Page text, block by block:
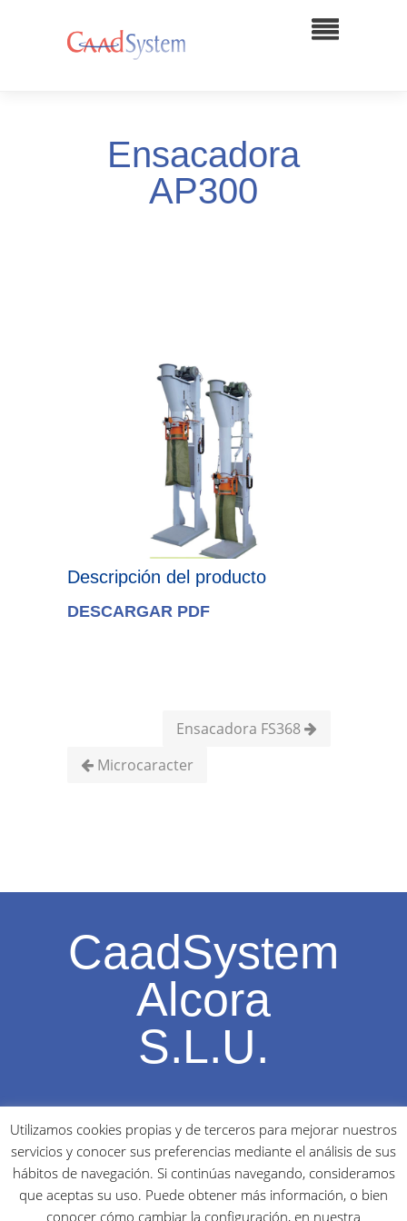
Ensacadora
AP300
Descripción del producto
DESCARGAR PDF
Ensacadora FS368
Microcaracter
CaadSystem
Alcora
S.L.U.
Ptda, Sol de l'Horta, S/N – 12110 l'ALCORA (Castellón) –
SPAIN Tel.: (+ 34) 964 363439 / 600592469 – Fax: (+ 34) 964
361592
info@caadsystem.com
Aviso Legal y Política de Privacidad
Utilizamos cookies propias y de terceros para mejorar nuestros
servicios y conocer sus preferencias mediante el análisis de sus
hábitos de navegación. Si continúas navegando, consideramos
que aceptas su uso. Puede obtener más información, o bien
conocer cómo cambiar la configuración, en nuestra